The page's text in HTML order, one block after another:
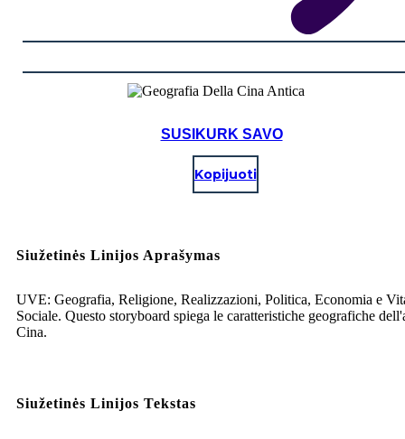
SUSIKURK SAVO
Kopijuoti
Siužetinės Linijos Aprašymas
UVE: Geografia, Religione, Realizzazioni, Politica, Economia e
Sociale. Questo storyboard spiega le caratteristiche geografiche
Cina.
Siužetinės Linijos Tekstas